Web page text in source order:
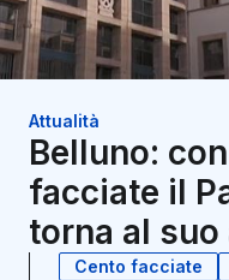
Attualità
Belluno:
facciate il
torna al
Cento facciate